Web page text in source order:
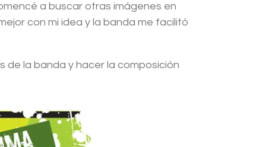
a buscar otras imágenes en
con mi idea y la banda me facilitó
la banda y hacer la composición